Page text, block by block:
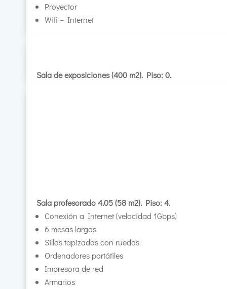
Proyector
Wifi – Internet
Sala de exposiciones (400 m2). Piso: 0.
Sala profesorado 4.05 (58 m2). Piso: 4.
Conexión a Internet (velocidad 1Gbps)
6 mesas largas
Sillas tapizadas con ruedas
Ordenadores portátiles
Impresora de red
Armarios